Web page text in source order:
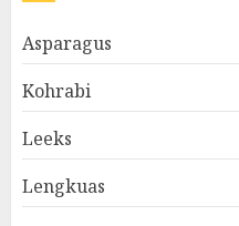
Asparagus
Kohrabi
Leeks
Lengkuas